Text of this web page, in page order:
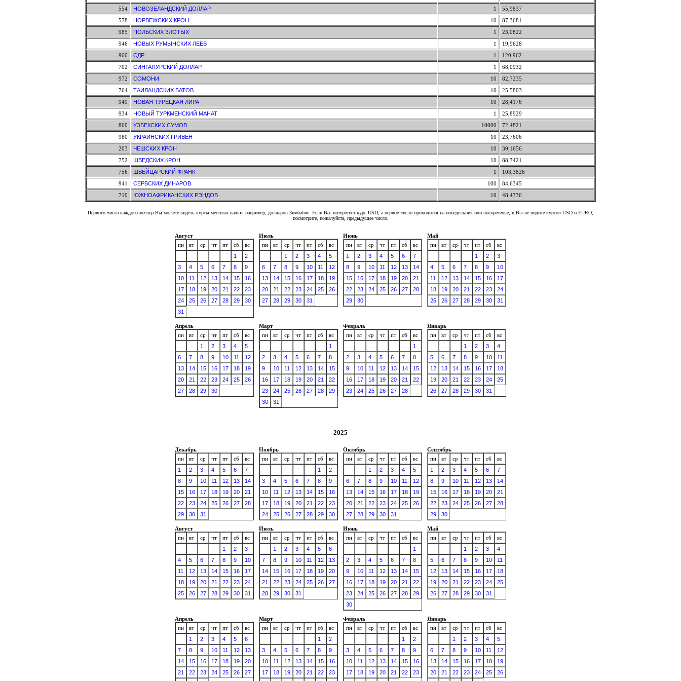
554 НОВОЗЕЛАНДСКИЙ ДОЛЛАР 1
55,9837
578
НОРВЕЖСКИХ КРОН 10
87,3681
985
ПОЛЬСКИХ ЗЛОТЫХ 1
23,0822
946
НОВЫХ РУМЫНСКИХ ЛЕЕВ 1
19,9628
960
СДР 1
120,962
702
СИНГАПУРСКИЙ ДОЛЛАР 1
68,0932
972
СОМОНИ 10
82,7235
764
ТАИЛАНДСКИХ БАТОВ 10
25,5803
949
НОВАЯ ТУРЕЦКАЯ ЛИРА 10
28,4176
934
НОВЫЙ ТУРКМЕНСКИЙ МАНАТ 1
25,8929
860
УЗБЕКСКИХ СУМОВ 10000
72,4821
980
УКРАИНСКИХ ГРИВЕН 10
23,7606
203
ЧЕШСКИХ КРОН 10
39,1656
752
ШВЕДСКИХ КРОН 10
88,7421
756
ШВЕЙЦАРСКИЙ ФРАНК 1
103,3826
941
СЕРБСКИХ ДИНАРОВ 100
84,6345
710
ЮЖНОАФРИКАНСКИХ РЭНДОВ 10 48,4736
Первого числа каждого месяца Вы можете видеть курсы местных валют, например, долларов Зимбабве. Если Вас интересует курс USD, а первое число приходится на понедельник или воскресенье, и Вы не видите курсов USD и EURO,
посмотрите, пожалуйста, предыдущее число.
Август
пн
вт ср чт пт сб
вс
1
2
3
4 5 6 7 8
9
10
11 12 13 14 15
16
17
18 19 20 21 22
23
24
25 26 27 28 29
30
31
Июль
пн
вт ср чт пт сб
вс
1
2 3 4
5
6
7 8 9 10 11
12
13
14 15 16 17 18
19
20
21 22 23 24 25
26
27
28 29 30 31
Июнь
пн
вт ср чт пт сб
вс
1
2 3 4 5 6
7
8
9 10 11 12 13
14
15
16 17 18 19 20
21
22
23 24 25 26 27
28
29
30
Май
пн
вт ср чт пт сб
вс
1
2
3
4
5 6 7 8 9
10
11
12 13 14 15 16
17
18
19 20 21 22 23
24
25
26 27 28 29 30 31
Апрель
пн
вт ср чт пт сб
вс
1
2 3 4
5
6
7 8 9 10 11
12
13
14 15 16 17 18
19
20
21 22 23 24 25
26
27
28 29 30
Март
пн
вт ср чт пт сб
вс
1
2
3 4 5 6 7
8
9
10 11 12 13 14
15
16
17 18 19 20 21
22
23
24 25 26 27 28
29
30
31
Февраль
пн
вт ср чт пт сб
вс
1
2
3 4 5 6 7
8
9
10 11 12 13 14
15
16
17 18 19 20 21
22
23
24 25 26 27 28
Январь
пн
вт ср чт пт сб
вс
1
2 3
4
5
6 7 8 9 10
11
12
13 14 15 16 17
18
19
20 21 22 23 24
25
26
27 28 29 30 31
2025
Декабрь
пн
вт ср чт пт сб
вс
1
2 3 4 5 6
7
8
9 10 11 12 13
14
15
16 17 18 19 20
21
22
23 24 25 26 27
28
29
30 31
Ноябрь
пн
вт ср чт пт сб
вс
1
2
3
4 5 6 7 8
9
10
11 12 13 14 15
16
17
18 19 20 21 22
23
24
25 26 27 28 29 30
Октябрь
пн
вт ср чт пт сб
вс
1
2 3 4
5
6
7 8 9 10 11
12
13
14 15 16 17 18
19
20
21 22 23 24 25
26
27
28 29 30 31
Сентябрь
пн
вт ср чт пт сб
вс
1
2 3 4 5 6
7
8
9 10 11 12 13
14
15
16 17 18 19 20
21
22
23 24 25 26 27
28
29
30
Август
пн
вт ср чт пт сб
вс
1
2
3
4
5 6 7 8 9
10
11
12 13 14 15 16
17
18
19 20 21 22 23
24
25
26 27 28 29 30 31
Июль
пн
вт ср чт пт сб
вс
1
2 3 4 5
6
7
8 9 10 11 12
13
14
15 16 17 18 19
20
21
22 23 24 25 26
27
28
29 30 31
Июнь
пн
вт ср чт пт сб
вс
1
2
3 4 5 6 7
8
9
10 11 12 13 14
15
16
17 18 19 20 21
22
23
24 25 26 27 28
29
30
Май
пн
вт ср чт пт сб
вс
1
2 3
4
5
6 7 8 9 10
11
12
13 14 15 16 17
18
19
20 21 22 23 24
25
26
27 28 29 30 31
Апрель
пн
вт ср чт пт сб
вс
1
2 3 4 5
6
7
8 9 10 11 12
13
14
15 16 17 18 19
20
21
22 23 24 25 26
27
Март
пн
вт ср чт пт сб
вс
1
2
3
4 5 6 7 8
9
10
11 12 13 14 15
16
17
18 19 20 21 22
23
Февраль
пн
вт ср чт пт сб
вс
1
2
3
4 5 6 7 8
9
10
11 12 13 14 15
16
17
18 19 20 21 22
23
Январь
пн
вт ср чт пт сб
вс
1
2 3 4
5
6
7 8 9 10 11
12
13
14 15 16 17 18
19
20
21 22 23 24 25
26